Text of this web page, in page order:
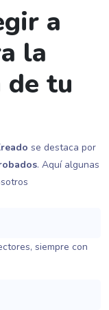
a
la
de tu
se destaca por
. Aquí algunas
siempre con